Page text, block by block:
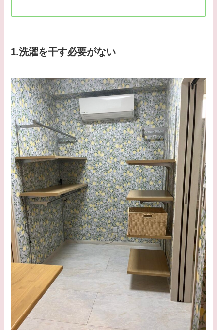
1.洗濯を干す必要がない